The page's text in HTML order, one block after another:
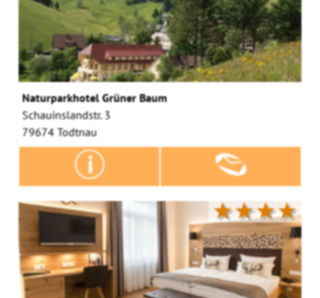
Naturparkhotel Grüner Baum
Schauinslandstr. 3
79674 Todtnau
★★★★